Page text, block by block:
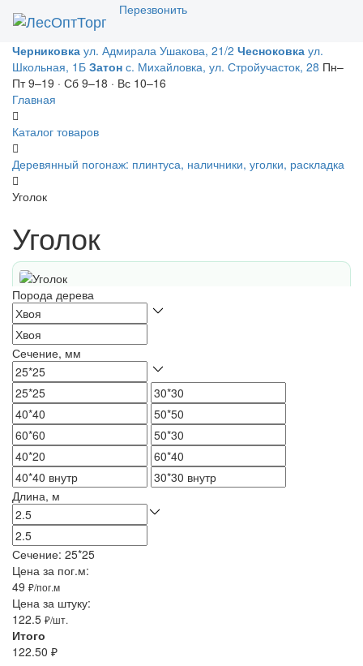
Перезвонить
Черниковка ул. Адмирала Ушакова, 21/2 Чесноковка ул.
Школьная, 1Б Затон с. Михайловка, ул. Стройучасток, 28 Пн–
Пт 9–19 · Сб 9–18 · Вс 10–16
Главная
Каталог товаров
Деревянный погонаж: плинтуса, наличники, уголки, раскладка
Уголок
Уголок
Порода дерева
Сечение, мм
Длина, м
Сечение: 25*25
Цена за пог.м:
49 ₽/пог.м
Цена за штуку:
122.5 ₽/шт.
Итого
122.50 ₽